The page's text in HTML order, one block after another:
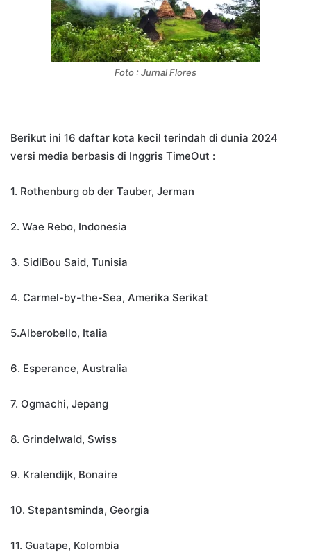
Foto : Jurnal Flores
Berikut ini 16 daftar kota kecil terindah di dunia 2024
versi media berbasis di Inggris TimeOut :
1. Rothenburg ob der Tauber, Jerman
2. Wae Rebo, Indonesia
3. SidiBou Said, Tunisia
4. Carmel-by-the-Sea, Amerika Serikat
5.Alberobello, Italia
6. Esperance, Australia
7. Ogmachi, Jepang
8. Grindelwald, Swiss
9. Kralendijk, Bonaire
10. Stepantsminda, Georgia
11. Guatape, Kolombia